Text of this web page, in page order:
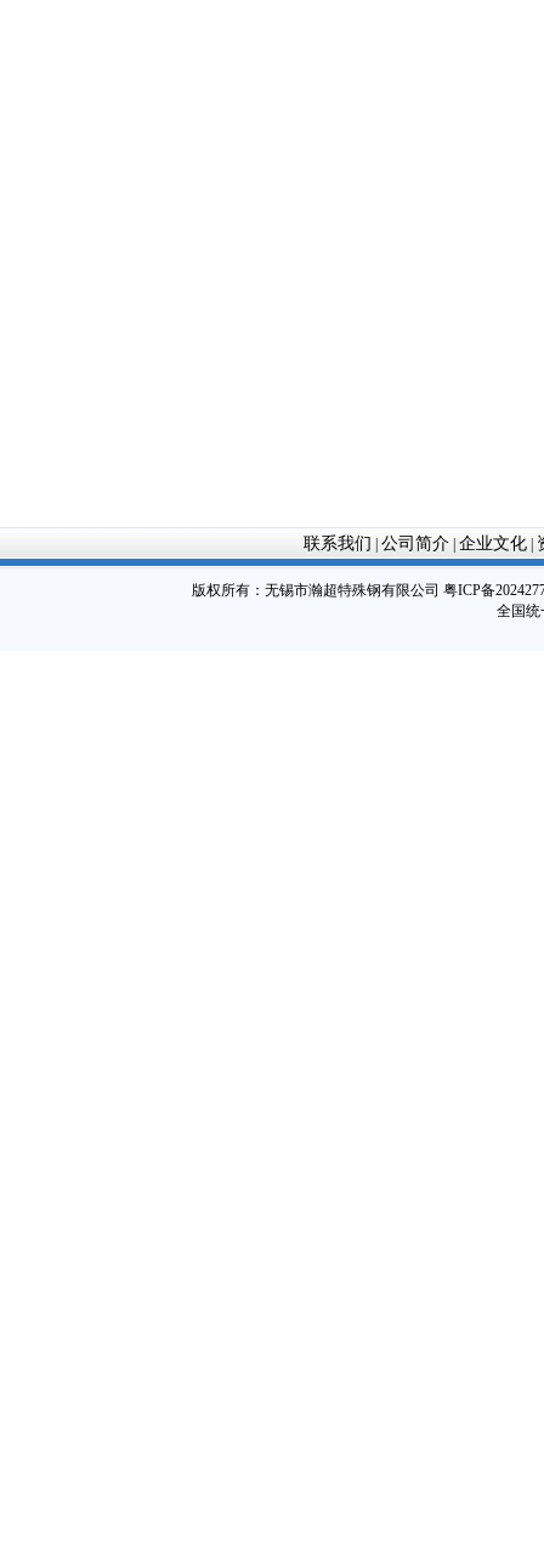
联系我们 公司简介| 企业文化|
版权所有： 无锡市瀚超特殊钢有限公司 粤ICP备
全国